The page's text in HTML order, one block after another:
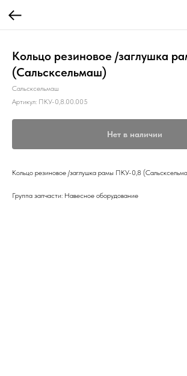
Кольцо резиновое /заглушка
(Сальсксельмаш)
Сальсксельмаш
Артикул: ПКУ-0,8.00.005
Нет в наличии
Кольцо резиновое /заглушка рамы ПКУ-0,8
Группа запчасти: Навесное оборудование